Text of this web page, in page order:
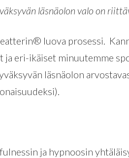
läsnäolon valo on
luova prosessi.
ja eri-ikäiset minuutemme
läsnäolon
ja hypnoosin